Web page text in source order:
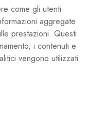
come gli utenti
aggregate
prestazioni. Questi
i contenuti e
vengono utilizzati